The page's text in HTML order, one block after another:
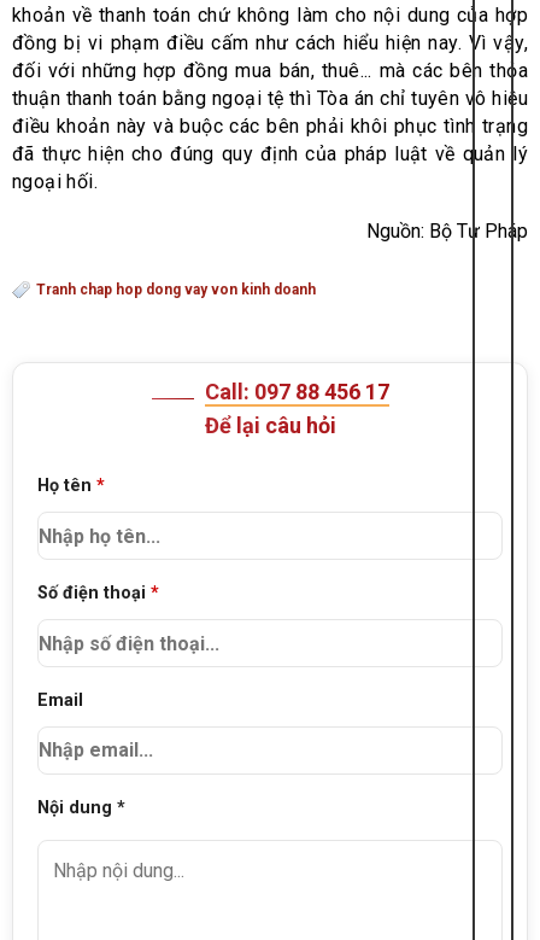
khoản về thanh toán chứ không làm cho nội dung của hợp
đồng bị vi phạm điều cấm như cách hiểu hiện nay. Vì vậy,
đối với những hợp đồng mua bán, thuê... mà các bên thỏa
thuận thanh toán bằng ngoại tệ thì Tòa án chỉ tuyên vô hiệu
điều khoản này và buộc các bên phải khôi phục tình trạng
đã thực hiện cho đúng quy định của pháp luật về quản lý
ngoại hối.
Nguồn: Bộ Tư Pháp
Tranh chap hop dong vay von kinh doanh
Call: 097 88 456 17
Để lại câu hỏi
Họ tên *
Số điện thoại *
Email
Nội dung *